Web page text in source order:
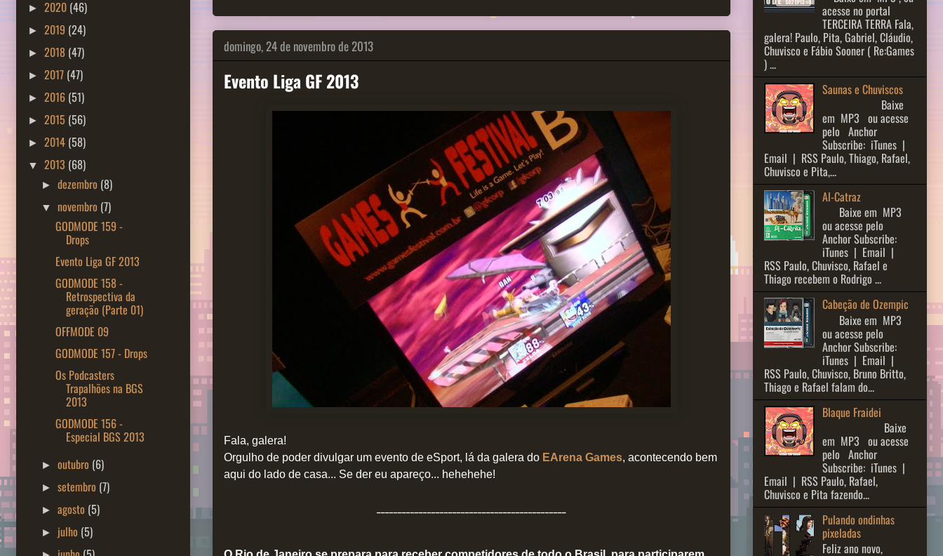
domingo, 24 de novembro de 2013
Evento Liga GF 2013
Fala, galera!
Orgulho de poder divulgar um evento de eSport, lá da galera do EArena Games, acontecendo bem
aqui do lado de casa... Se der eu apareço... hehehehe!
► 2020 (46)
► 2019 (24)
► 2018 (47)
► 2017 (47)
► 2016 (51)
► 2015 (56)
► 2014 (58)
▼ 2013 (68)
►dezembro (8)
▼ novembro (7)
GODMODE 159 -
Drops
Evento Liga GF 2013
GODMODE 158 -
Retrospectiva da
geração (Parte 01)
OFFMODE 09
GODMODE 157 - Drops
Os Podcasters
Trapalhões na BGS
2013
GODMODE 156 -
Especial BGS 2013
►outubro (6)
►setembro (7)
►agosto (5)
► julho (5)
acesse no portal
TERCEIRA TERRA Fala,
galera! Paulo, Pita, Gabriel, Cláudio,
Chuvisco e Fábio Sooner ( Re:Games
) ...
Saunas e Chuviscos
Baixe
em MP3 ou acesse
pelo Anchor
Subscribe: iTunes |
Email | RSS Paulo, Thiago, Rafael,
Chuvisco e Pita,...
Al-Catraz
Baixe em MP3
ou acesse pelo
Anchor Subscribe:
iTunes | Email |
RSS Paulo, Chuvisco, Rafael e
Thiago recebem o Rodrigo ...
Cabeção de Ozempic
Baixe em MP3
ou acesse pelo
Anchor Subscribe:
iTunes | Email |
RSS Paulo, Chuvisco, Bruno Britto,
Thiago e Rafael falam do...
Blaque Fraidei
Baixe
em MP3 ou acesse
pelo Anchor
Subscribe: iTunes |
Email | RSS Paulo, Rafael,
Chuvisco e Pita fazendo...
Pulando ondinhas
pixeladas
Feliz ano novo,